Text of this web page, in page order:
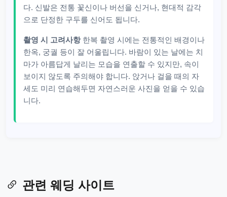
다. 신발은 전통 꽃신이나 버선을 신거나, 현대적 감각
으로 단정한 구두를 신어도 됩니다.
촬영 시 고려사항한복 촬영 시에는 전통적인 배경이나
한옥, 궁궐 등이 잘 어울립니다. 바람이 있는 날에는 치
마가 아름답게 날리는 모습을 연출할 수 있지만, 속이
보이지 않도록 주의해야 합니다. 앉거나 걸을 때의 자
세도 미리 연습해두면 자연스러운 사진을 얻을 수 있습
니다.
관련 웨딩 사이트